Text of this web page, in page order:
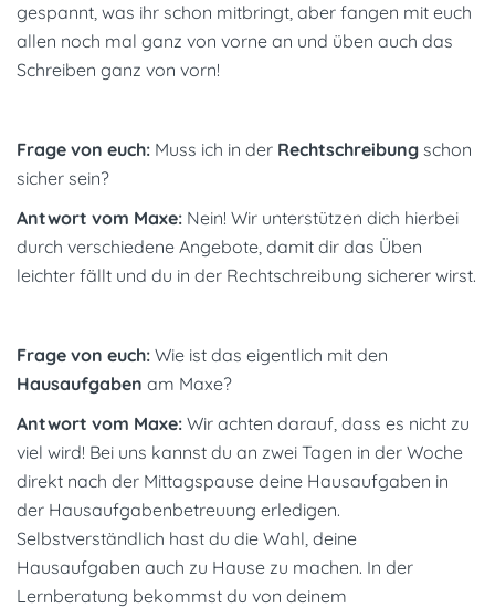
gespannt, was ihr schon mitbringt, aber fangen mit euch
allen noch mal ganz von vorne an und üben auch das
Schreiben ganz von vorn!
Frage von euch: Muss ich in der Rechtschreibung schon
sicher sein?
Antwort vom Maxe: Nein! Wir unterstützen dich hierbei
durch verschiedene Angebote, damit dir das Üben
leichter fällt und du in der Rechtschreibung sicherer wirst.
Frage von euch: Wie ist das eigentlich mit den
Hausaufgaben am Maxe?
Antwort vom Maxe: Wir achten darauf, dass es nicht zu
viel wird! Bei uns kannst du an zwei Tagen in der Woche
direkt nach der Mittagspause deine Hausaufgaben in
der Hausaufgabenbetreuung erledigen.
Selbstverständlich hast du die Wahl, deine
Hausaufgaben auch zu Hause zu machen. In der
Lernberatung bekommst du von deinem